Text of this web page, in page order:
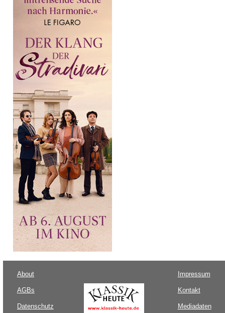
About
AGBs
Datenschutz
Impressum
Kontakt
Mediadaten